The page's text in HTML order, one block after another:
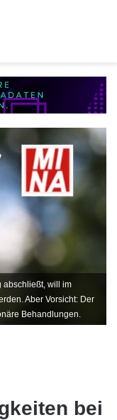
abschließt, will im
Aber Vorsicht: Der
Behandlungen.
bei